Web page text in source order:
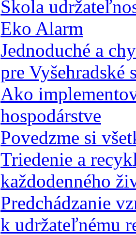
Škola
Eko Alarm
Jednoduché a
pre Vyšehradské
Ako
hospodárstve
Povedzme si
Triedenie a
každodenného
Predchádzanie
k udržateľnému